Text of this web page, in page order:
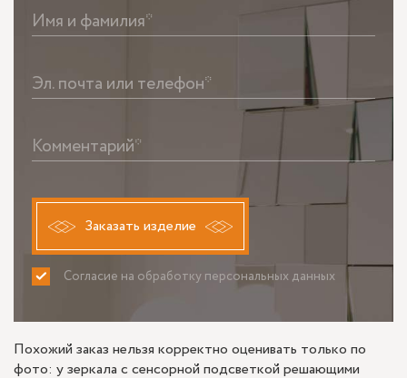
Имя и фамилия*
Эл. почта или телефон*
Комментарий*
Заказать изделие
Согласие на обработку персональных данных
ПРИНИМАЮ НЕ ПРИНИМАЮ
Похожий заказ нельзя корректно оценивать только по
фото: у зеркала с сенсорной подсветкой решающими